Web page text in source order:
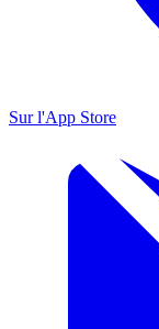
Sur l'App Store